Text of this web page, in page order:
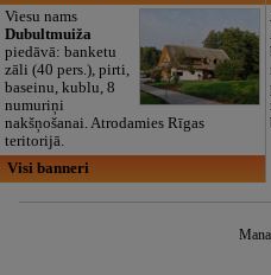
Viesu nams
Dubultmuiža
piedāvā: banketu
zāli (40 pers.), pirti,
baseinu, kublu, 8
numuriņi
nakšņošanai. Atrodamies Rīgas
teritorijā.
Visi banneri